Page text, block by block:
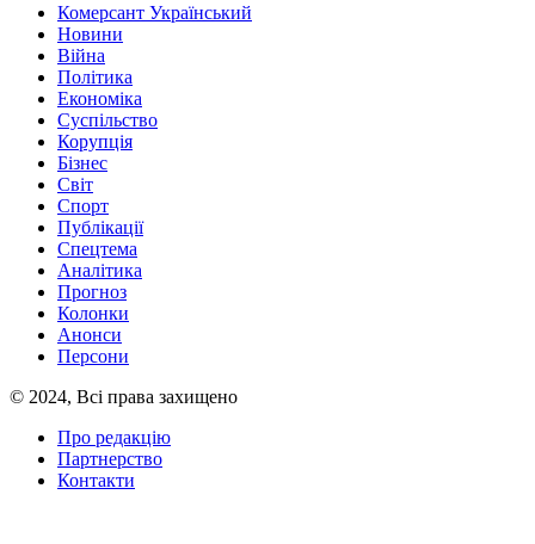
Комерсант Український
Новини
Війна
Політика
Економіка
Суспільство
Корупція
Бізнес
Світ
Спорт
Публікації
Спецтема
Аналітика
Прогноз
Колонки
Анонси
Персони
© 2024, Всі права захищено
Про редакцію
Партнерство
Контакти